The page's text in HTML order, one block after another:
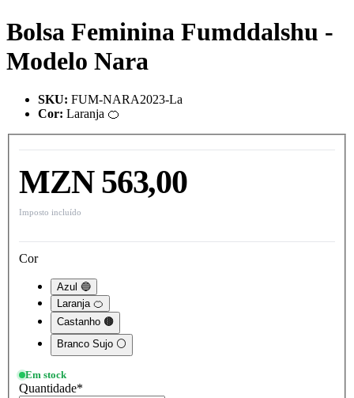
Bolsa Feminina Fumddalshu -
Modelo Nara
SKU: FUM-NARA2023-La
Cor: Laranja 🍊
MZN 563,00
Imposto incluído
Cor
Azul 🔵
Laranja 🍊
Castanho 🟤
Branco Sujo ⚪
Em stock
Quantidade*